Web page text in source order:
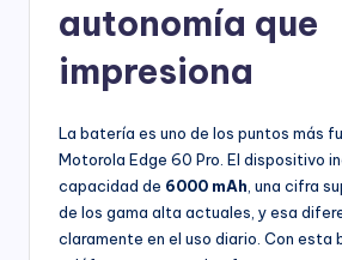
autonomía que
impresiona
La batería es uno de los puntos más
Motorola Edge 60 Pro. El dispositivo
capacidad de 6000 mAh , una cifra
de los gama alta actuales, y esa
claramente en el uso diario. Con esta